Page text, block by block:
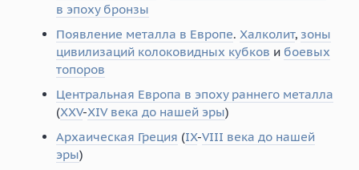
в эпоху бронзы
Появление металла в Европе. Халколит, зоны
цивилизаций колоковидных кубков и боевых
топоров
Центральная Европа в эпоху раннего металла
(XXV-XIV века до нашей эры)
Архаическая Греция (IX-VIII века до нашей
эры)